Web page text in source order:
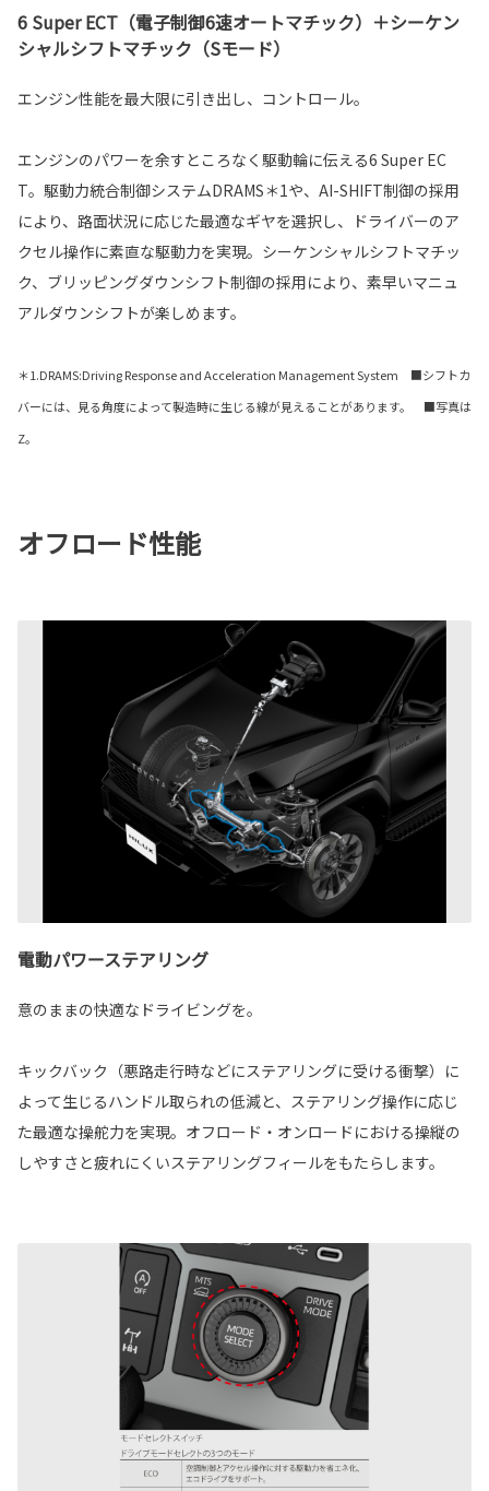
6 Super ECT（電子制御6速オートマチック）＋シーケン
シャルシフトマチック（Sモード）
エンジン性能を最大限に引き出し、コントロール。
エンジンのパワーを余すところなく駆動輪に伝える6 Super EC
T。駆動力統合制御システムDRAMS＊1や、AI-SHIFT制御の採用
により、路面状況に応じた最適なギヤを選択し、ドライバーのア
クセル操作に素直な駆動力を実現。シーケンシャルシフトマチッ
ク、ブリッピングダウンシフト制御の採用により、素早いマニュ
アルダウンシフトが楽しめます。
＊1.DRAMS:Driving Response and Acceleration Management System ■シフトカ
バーには、見る角度によって製造時に生じる線が見えることがあります。 ■写真は
Z。
オフロード性能
電動パワーステアリング
意のままの快適なドライビングを。
キックバック（悪路走行時などにステアリングに受ける衝撃）に
よって生じるハンドル取られの低減と、ステアリング操作に応じ
た最適な操舵力を実現。オフロード・オンロードにおける操縦の
しやすさと疲れにくいステアリングフィールをもたらします。